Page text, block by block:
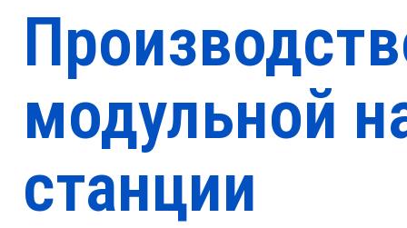
модульной
станции